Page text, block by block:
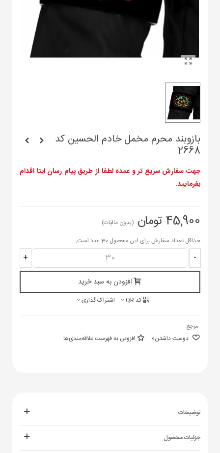
بازوبند محرم مخمل خادم الحسین کد
2668
جهت سفارش سریع تر و عمده لطفا از طریق پیام رسان ایتا اقدام
بفرمایید.
45,900 تومان
(بدون مالیات)
حداقل تعداد سفارش برای این محصول 30 عدد است.
-
+
افزودن به سبد خرید
کد QR اشتراک گذاری
مرجع:
دوست داشتن0 افزودن به فهرست علاقه‌مندی‌ها
توضیحات
جزئیات محصول